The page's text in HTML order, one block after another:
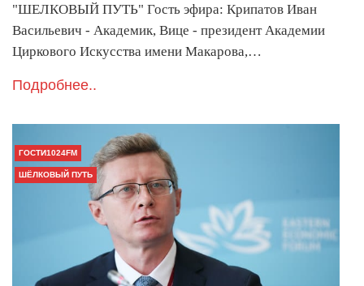
"ШЕЛКОВЫЙ ПУТЬ" Гость эфира: Крипатов Иван
Васильевич - Академик, Вице - президент Академии
Циркового Искусства имени Макарова,…
Подробнее..
ГОСТИ1024FM
ШЁЛКОВЫЙ ПУТЬ